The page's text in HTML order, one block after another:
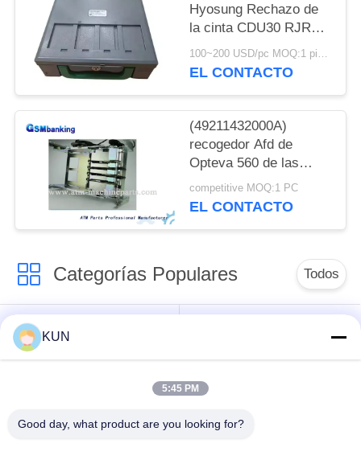
Hyosung Rechazo de
la cinta CDU30 RJRT
ATM fábrica
7430006165
100~200 USD/pc MOQ:1 pieza
EL CONTACTO
(49211432000A)
recogedor Afd de
Opteva 560 de las
piezas del cajero
automático de Diebold
competitive MOQ:1 PC
EL CONTACTO
Categorías Populares Todos
piezas de la máquina
de la atmósfera
atmósfera de Diebold
Piezas de la
Nixdorf
KUN
5:45 PM
Good day, what product are you looking for?